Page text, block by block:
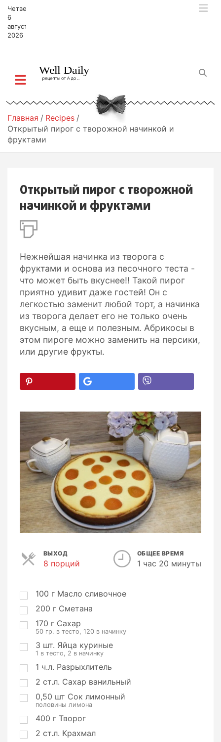
Четверг,
6
августа,
2026
Главная
Recipes
Открытый пирог с творожной начинкой и
фруктами
Открытый пирог с творожной
начинкой и фруктами
Нежнейшая начинка из творога с
фруктами и основа из песочного теста -
что может быть вкуснее!! Такой пирог
приятно удивит даже гостей! Он с
легкостью заменит любой торт, а начинка
из творога делает его не только очень
вкусным, а еще и полезным. Абрикосы в
этом пироге можно заменить на персики,
или другие фрукты.
ВЫХОД
8 порций
ц
и
ОБЩЕЕ ВРЕМЯ
1 час 20 минуты
100 г Масло сливочное
200 г Сметана
170 г Сахар
50 гр. в тесто, 120 в начинку
3 шт. Яйца куриные
1 в тесто, 2 в начинку
1 ч.л. Разрыхлитель
2 ст.л. Сахар ванильный
0,50 шт Сок лимонный
половины лимона
400 г Творог
2 ст.л. Крахмал